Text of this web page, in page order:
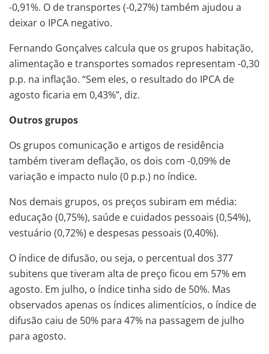
-0,91%. O de transportes (-0,27%) também ajudou a
deixar o IPCA negativo.
Fernando Gonçalves calcula que os grupos habitação,
alimentação e transportes somados representam -0,30
p.p. na inflação. “Sem eles, o resultado do IPCA de
agosto ficaria em 0,43%”, diz.
Outros grupos
Os grupos comunicação e artigos de residência
também tiveram deflação, os dois com -0,09% de
variação e impacto nulo (0 p.p.) no índice.
Nos demais grupos, os preços subiram em média:
educação (0,75%), saúde e cuidados pessoais (0,54%),
vestuário (0,72%) e despesas pessoais (0,40%).
O índice de difusão, ou seja, o percentual dos 377
subitens que tiveram alta de preço ficou em 57% em
agosto. Em julho, o índice tinha sido de 50%. Mas
observados apenas os índices alimentícios, o índice de
difusão caiu de 50% para 47% na passagem de julho
para agosto.